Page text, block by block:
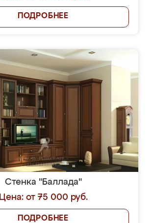
ПОДРОБНЕЕ
Стенка "Баллада"
Цена: от 75 000 руб.
ПОДРОБНЕЕ